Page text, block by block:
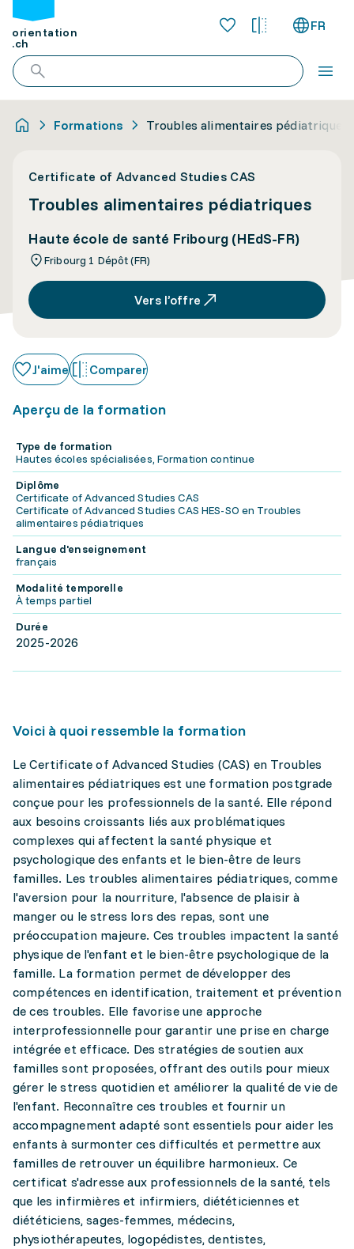
orientation
.ch
FR
Formations Troubles alimentaires pédiatriques
Certificate of Advanced Studies CAS
Troubles alimentaires pédiatriques
Haute école de santé Fribourg (HEdS-FR)
Fribourg 1 Dépôt (FR)
Vers l’offre
J'aime Comparer
Aperçu de la formation
Type de formation
Hautes écoles spécialisées, Formation continue
Diplôme
Certificate of Advanced Studies CAS
Certificate of Advanced Studies CAS HES-SO en Troubles
alimentaires pédiatriques
Langue d'enseignement
français
Modalité temporelle
À temps partiel
Durée
2025-2026
Voici à quoi ressemble la formation
Le Certificate of Advanced Studies (CAS) en Troubles
alimentaires pédiatriques est une formation postgrade
conçue pour les professionnels de la santé. Elle répond
aux besoins croissants liés aux problématiques
complexes qui affectent la santé physique et
psychologique des enfants et le bien-être de leurs
familles. Les troubles alimentaires pédiatriques, comme
l'aversion pour la nourriture, l'absence de plaisir à
manger ou le stress lors des repas, sont une
préoccupation majeure. Ces troubles impactent la santé
physique de l'enfant et le bien-être psychologique de la
famille. La formation permet de développer des
compétences en identification, traitement et prévention
de ces troubles. Elle favorise une approche
interprofessionnelle pour garantir une prise en charge
intégrée et efficace. Des stratégies de soutien aux
familles sont proposées, offrant des outils pour mieux
gérer le stress quotidien et améliorer la qualité de vie de
l'enfant. Reconnaître ces troubles et fournir un
accompagnement adapté sont essentiels pour aider les
enfants à surmonter ces difficultés et permettre aux
familles de retrouver un équilibre harmonieux. Ce
certificat s'adresse aux professionnels de la santé, tels
que les infirmières et infirmiers, diététiciennes et
diététiciens, sages-femmes, médecins,
physiothérapeutes, logopédistes, dentistes,